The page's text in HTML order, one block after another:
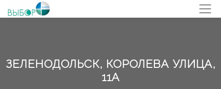
ЗЕЛЕНОДОЛЬСК, КОРОЛЕВА УЛИЦА,
11А